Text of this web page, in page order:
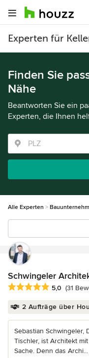
Experten für
Finden Sie
Nähe
Beantworten Sie ein
Experten, die Ihnen
Alle Experten
Schwingeler
Durchschnittliche
5,0 (31
2 Aufträge über
Sebastian Schwingeler,
Tischler, ist Architekt
Sache. Denn das Archi...